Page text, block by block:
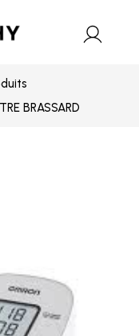
BRASSARD